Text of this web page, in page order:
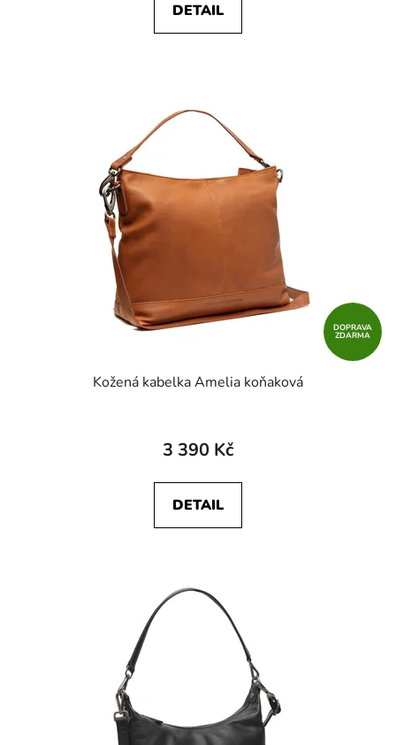
DETAIL
DOPRAVA
ZDARMA
Kožená kabelka Amelia koňaková
3 390 Kč
DETAIL